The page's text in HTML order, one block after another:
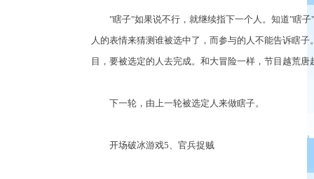
"瞎子"如果说不行，就继续指下一个人。知道"瞎子"
人的表情来猜测谁被选中了，而参与的人不能告诉瞎
目，要被选定的人去完成。和大冒险一样，节目越荒唐
下一轮，由上一轮被选定人来做瞎子。
开场破冰游戏5、官兵捉贼